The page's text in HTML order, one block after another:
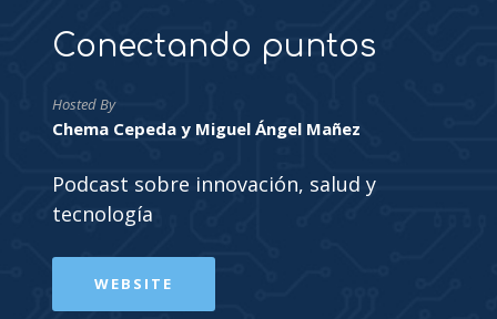
Conectando puntos
Hosted By
Chema Cepeda y Miguel Ángel Mañez
Podcast sobre innovación, salud y
tecnología
WEBSITE